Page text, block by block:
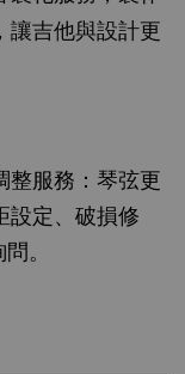
讓吉他與設計更
整服務：琴弦更
設定、破損修
。